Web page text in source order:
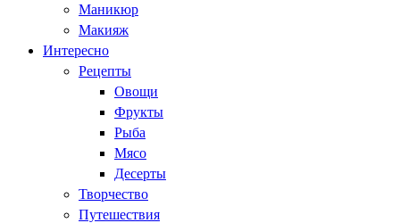
Маникюр
Макияж
Интересно
Рецепты
Овощи
Фрукты
Рыба
Мясо
Десерты
Творчество
Путешествия